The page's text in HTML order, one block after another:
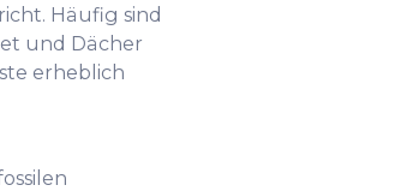
Häufig sind
und Dächer
erheblich